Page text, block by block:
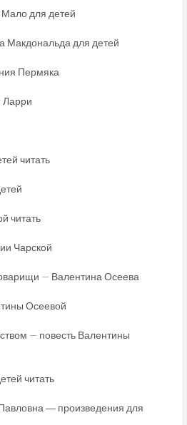
Мало для детей
Макдональда для детей
Пермяка
Ларри
читать
читать
Чарской
— Валентина Осеева
Осеевой
— повесть Валентины
читать
― произведения для